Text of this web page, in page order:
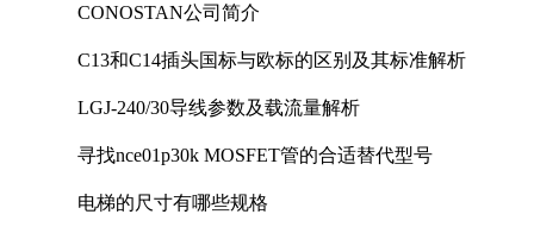
CONOSTAN公司简介
C13和C14插头国标与欧标的区别及其标准解析
LGJ-240/30导线参数及载流量解析
寻找nce01p30k MOSFET管的合适替代型号
电梯的尺寸有哪些规格